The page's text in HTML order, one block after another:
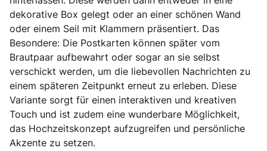
dekorative Box gelegt oder an einer schönen Wand
oder einem Seil mit Klammern präsentiert. Das
Besondere: Die Postkarten können später vom
Brautpaar aufbewahrt oder sogar an sie selbst
verschickt werden, um die liebevollen Nachrichten zu
einem späteren Zeitpunkt erneut zu erleben. Diese
Variante sorgt für einen interaktiven und kreativen
Touch und ist zudem eine wunderbare Möglichkeit,
das Hochzeitskonzept aufzugreifen und persönliche
Akzente zu setzen.